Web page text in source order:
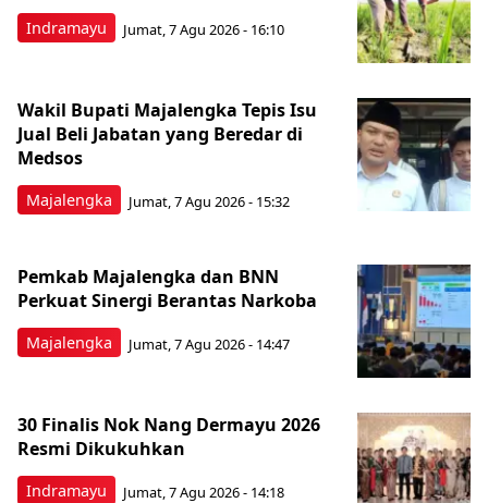
Indramayu Jumat, 7 Agu 2026 - 16:10
Majalengka
Wakil Bupati Majalengka Tepis Isu
Jual Beli Jabatan yang Beredar di
Medsos
Jumat, 7 Agu 2026 - 15:32
Majalengka
Pemkab Majalengka dan BNN
Perkuat Sinergi Berantas Narkoba
Jumat, 7 Agu 2026 - 14:47
Indramayu
30 Finalis Nok Nang Dermayu 2026
Resmi Dikukuhkan
Jumat, 7 Agu 2026 - 14:18